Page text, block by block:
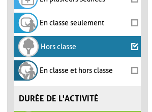
En classe seulement
Hors classe
En classe et hors classe
DURÉE DE L'ACTIVITÉ